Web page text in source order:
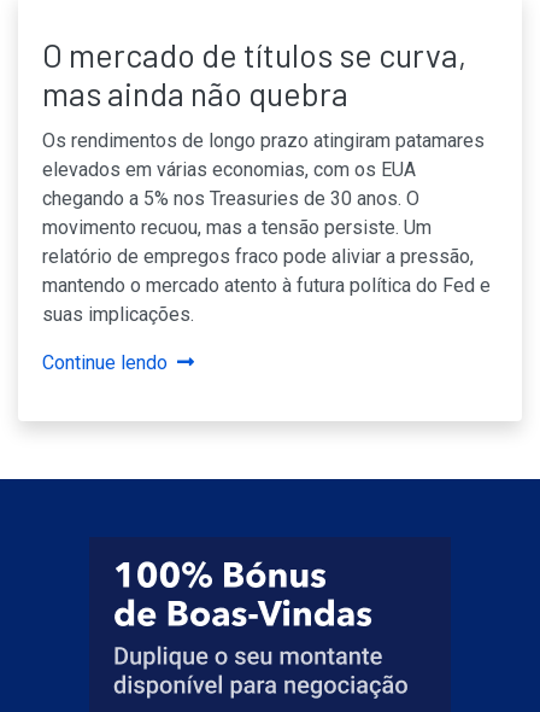
O mercado de títulos se curva,
mas ainda não quebra
Os rendimentos de longo prazo atingiram patamares
elevados em várias economias, com os EUA
chegando a 5% nos Treasuries de 30 anos. O
movimento recuou, mas a tensão persiste. Um
relatório de empregos fraco pode aliviar a pressão,
mantendo o mercado atento à futura política do Fed e
suas implicações.
Continue lendo